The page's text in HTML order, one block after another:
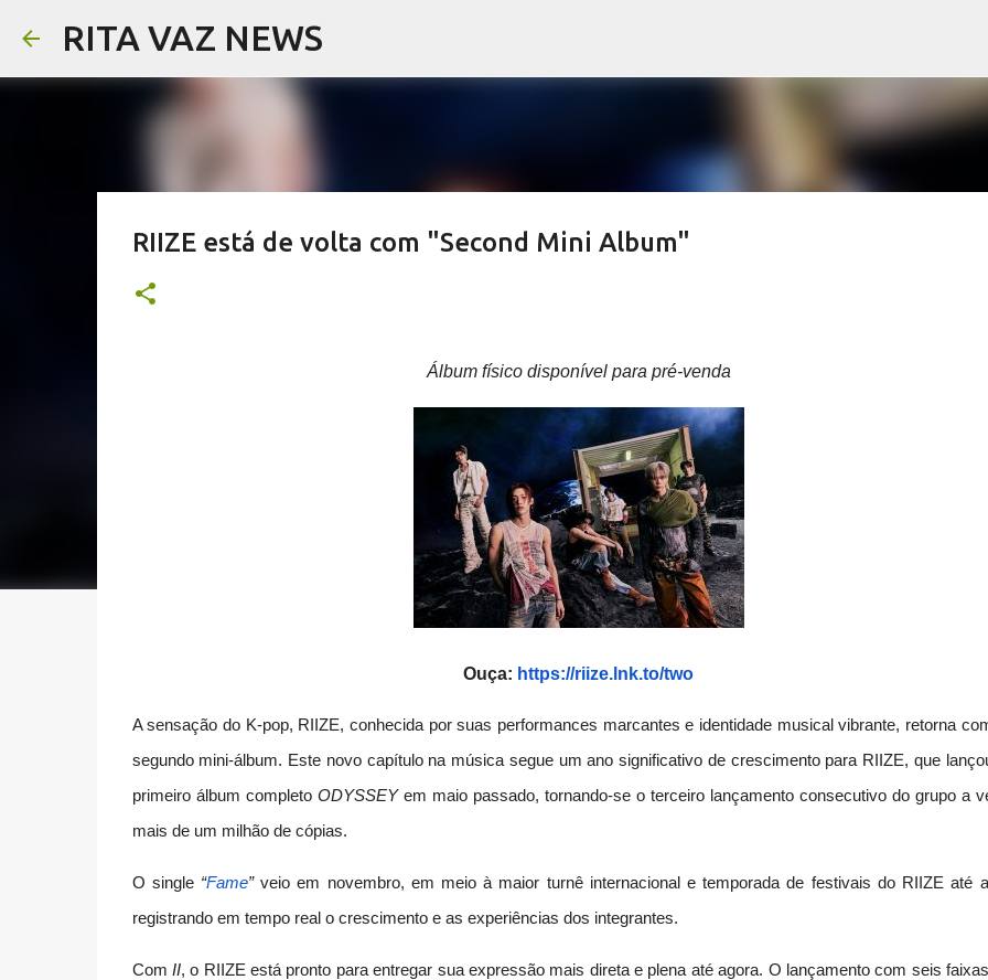
RITA VAZ NEWS
RIIZE está de volta com "Second Mini Album"
Álbum físico disponível para pré-venda
Ouça: https://riize.lnk.to/two
A sensação do K-pop, RIIZE, conhecida por suas performances marcantes e identidade musical vibrante, retorna
segundo mini-álbum. Este novo capítulo na música segue um ano significativo de crescimento para RIIZE, que
primeiro álbum completo ODYSSEYem maio passado, tornando-se o terceiro lançamento consecutivo do grupo a
mais de um milhão de cópias.
O single “Fame”veio em novembro, em meio à maior turnê internacional e temporada de festivais do RIIZE até
registrando em tempo real o crescimento e as experiências dos integrantes.
Com II, o RIIZE está pronto para entregar sua expressão mais direta e plena até agora. O lançamento com seis